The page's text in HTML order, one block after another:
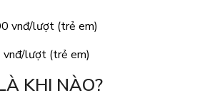
vnđ/lượt (trẻ em)
lượt (trẻ em)
KHI NÀO?